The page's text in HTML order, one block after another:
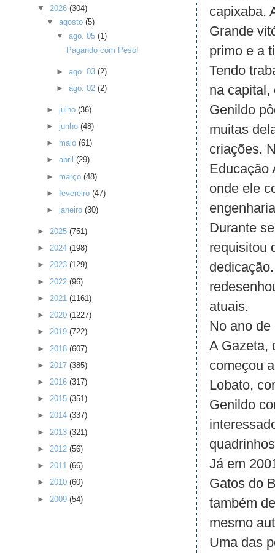
capixaba.
Grande
primo e a
Tendo
na capital,
Genildo
muitas
criações.
Educação
onde ele
Durante
requisitou
atuais.
No ano
A Gazeta,
começou
Lobato,
Genildo
Já em
Gatos do
também
mesmo
Uma das
▼ 2026 (304)
▼agosto(5)
▼ ago. 05 (1)
Pagando com Peso!
► ago. 03 (2)
► ago. 02 (2)
► julho(36)
► junho(48)
► maio(61)
►abril(29)
► março(48)
►fevereiro(47)
► janeiro(30)
► 2025 (751)
► 2024 (198)
► 2023 (129)
► 2022 (96)
► 2021 (1161)
► 2020 (1227)
► 2019 (722)
► 2018 (607)
► 2017 (385)
► 2016 (317)
► 2015 (351)
► 2014 (337)
► 2013 (321)
► 2012 (56)
► 2011 (66)
► 2010 (60)
► 2009 (54)